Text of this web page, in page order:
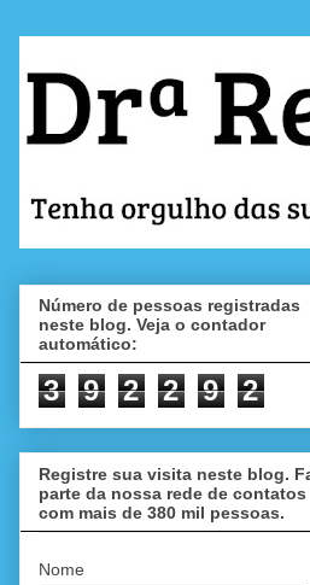
Número de pessoas registradas
neste blog. Veja o contador
automático:
3 9 2 2 9 2
Registre sua visita neste blog.
parte da nossa rede de contatos
com mais de 380 mil pessoas.
Nome